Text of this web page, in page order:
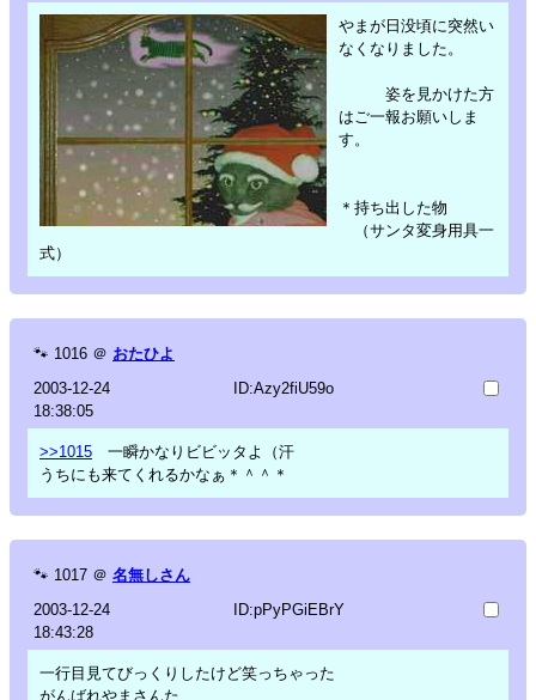
やまが日没頃に突然い
なくなりました。
姿を見かけた方
はご一報お願いしま
す。
＊持ち出した物
（サンタ変身用具一
式）
🐾 1016 ＠ おたひよ
2003-12-24
18:38:05
ID:Azy2fiU59o
>>1015 一瞬かなりビビッタよ（汗
うちにも来てくれるかなぁ＊＾＾＊
🐾 1017 ＠ 名無しさん
2003-12-24
18:43:28
ID:pPyPGiEBrY
一行目見てびっくりしたけど笑っちゃった
がんばれやまさんた